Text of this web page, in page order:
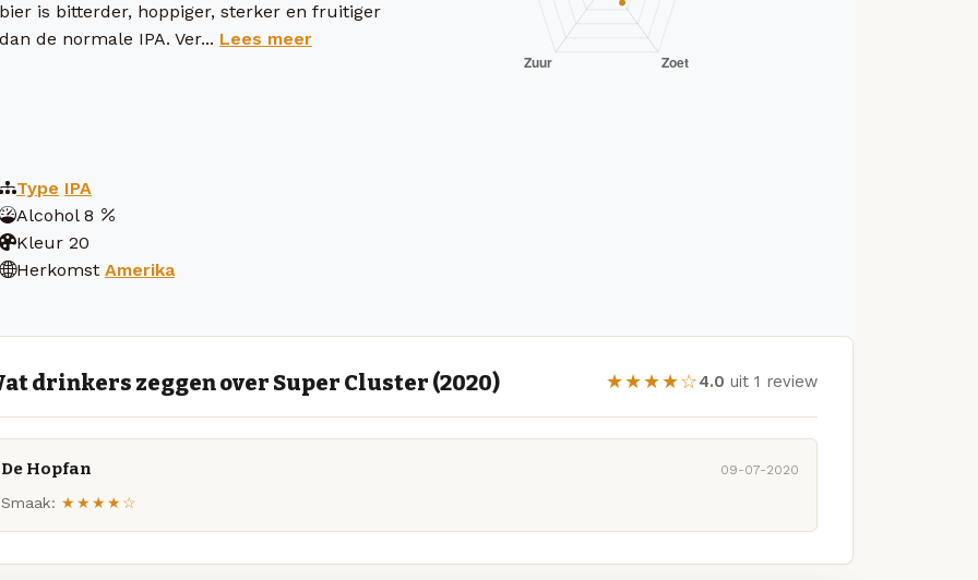
bier is bitterder, hoppiger, sterker en fruitiger
dan de normale IPA. Ver... Lees meer
Type IPA
Alcohol 8
Kleur 20
Herkomst Amerika
drinkers zeggen over Super Cluster (2020) ★★★★☆4.0 uit 1 review
De Hopfan 09-07-2020
Smaak: ★★★★☆